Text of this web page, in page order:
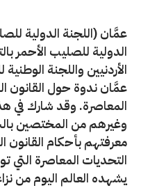
عمَّان (اللجنة الدولية
الدولية للصليب الأحمر
الأردنيين واللجنة الوطنية
عمَّان ندوة حول القانون
وغيرهم من المختصين
معرفتهم بأحكام القانون
التحديات المعاصرة التي
يشهده العالم اليوم من